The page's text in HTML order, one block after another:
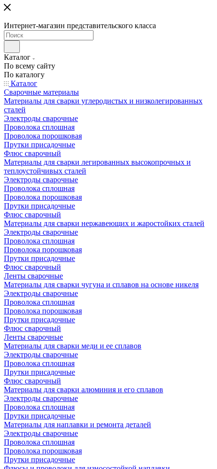
Интернет-магазин представительского класса
Каталог
По всему сайту
По каталогу
Каталог
Сварочные материалы
Материалы для сварки углеродистых и низколегированных
сталей
Электроды сварочные
Проволока сплошная
Проволока порошковая
Прутки присадочные
Флюс сварочный
Материалы для сварки легированных высокопрочных и
теплоустойчивых сталей
Электроды сварочные
Проволока сплошная
Проволока порошковая
Прутки присадочные
Флюс сварочный
Материалы для сварки нержавеющих и жаростойких сталей
Электроды сварочные
Проволока сплошная
Проволока порошковая
Прутки присадочные
Флюс сварочный
Ленты сварочные
Материалы для сварки чугуна и сплавов на основе никеля
Электроды сварочные
Проволока сплошная
Проволока порошковая
Прутки присадочные
Флюс сварочный
Ленты сварочные
Материалы для сварки меди и ее сплавов
Электроды сварочные
Проволока сплошная
Прутки присадочные
Флюс сварочный
Материалы для сварки алюминия и его сплавов
Электроды сварочные
Проволока сплошная
Прутки присадочные
Материалы для наплавки и ремонта деталей
Электроды сварочные
Проволока сплошная
Проволока порошковая
Прутки присадочные